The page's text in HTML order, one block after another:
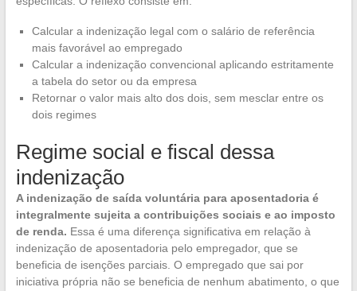
Calcular a indenização legal com o salário de referência
mais favorável ao empregado
Calcular a indenização convencional aplicando estritamente
a tabela do setor ou da empresa
Retornar o valor mais alto dos dois, sem mesclar entre os
dois regimes
Regime social e fiscal dessa
indenização
A indenização de saída voluntária para aposentadoria é
integralmente sujeita a contribuições sociais e ao imposto
de renda. Essa é uma diferença significativa em relação à
indenização de aposentadoria pelo empregador, que se
beneficia de isenções parciais. O empregado que sai por
iniciativa própria não se beneficia de nenhum abatimento, o que